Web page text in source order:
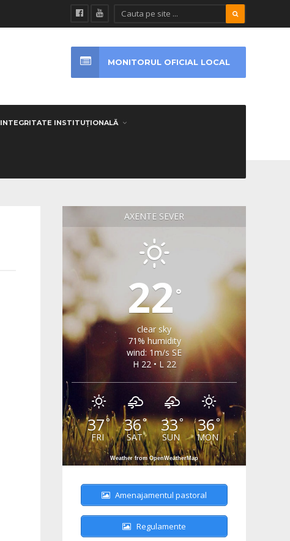
INTEGRITATE INSTITUȚIONALĂ
MONITORUL OFICIAL LOCAL
AXENTE SEVER
22 °
clear sky
71% humidity
wind: 1m/s SE
H 22 • L 22
37°
FRI
36°
SAT
33°
SUN
36°
MON
Weather from OpenWeatherMap
Amenajamentul pastoral
Regulamente